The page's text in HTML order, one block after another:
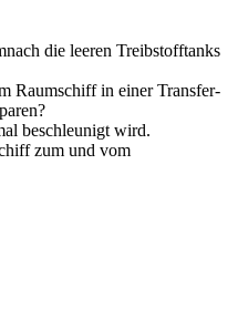
die leeren Treibstofftanks
Raumschiff in einer Transfer-
beschleunigt wird.
zum und vom